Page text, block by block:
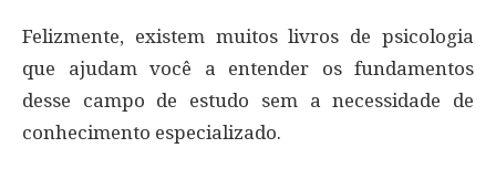
Felizmente, existem muitos livros de psicologia
que ajudam você a entender os fundamentos
desse campo de estudo sem a necessidade de
conhecimento especializado.